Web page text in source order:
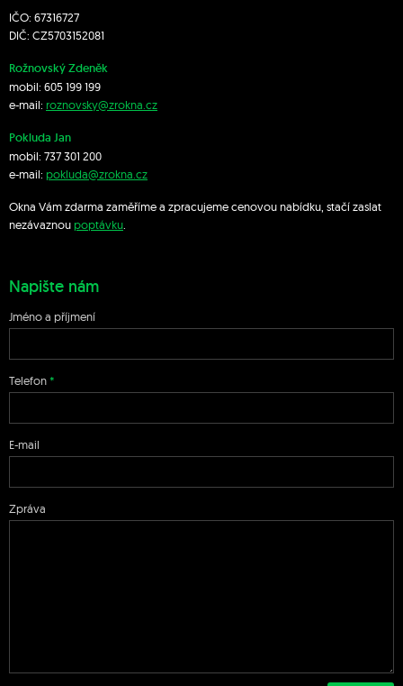
IČO: 67316727
DIČ: CZ5703152081
Rožnovský Zdeněk
mobil: 605 199 199
e-mail: roznovsky@zrokna.cz
Pokluda Jan
mobil: 737 301 200
e-mail: pokluda@zrokna.cz
Okna Vám zdarma zaměříme a zpracujeme cenovou nabídku, stačí zaslat
nezávaznoupoptávku
Napište nám
Jméno a příjmení
Telefon
E-mail
Zpráva